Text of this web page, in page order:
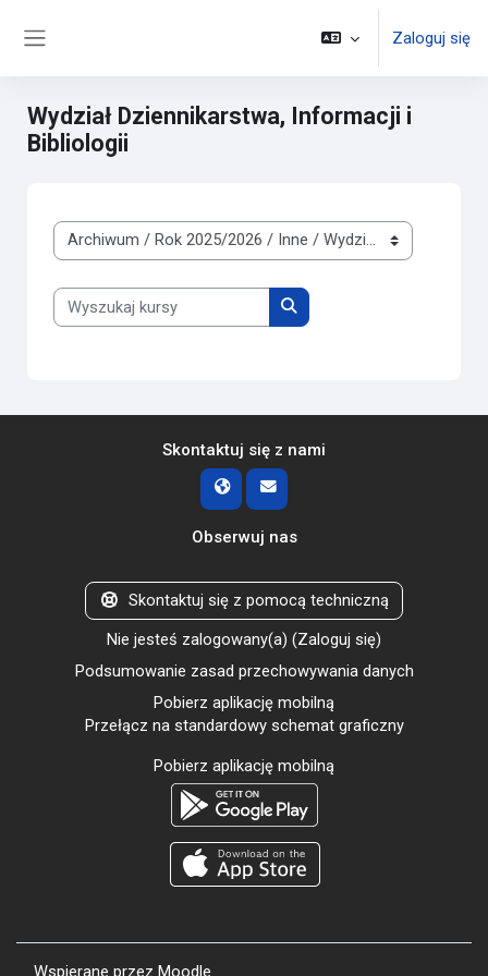
Zaloguj się
Wydział Dziennikarstwa, Informacji i
Bibliologii
Kategorie kursów
Wyszukaj kursy
Wyszukaj kursy
Skontaktuj się z nami
Obserwuj nas
Skontaktuj się z pomocą techniczną
Nie jesteś zalogowany(a) (Zaloguj się)
Podsumowanie zasad przechowywania danych
Pobierz aplikację mobilną
Przełącz na standardowy schemat graficzny
Pobierz aplikację mobilną
Wspierane przez Moodle